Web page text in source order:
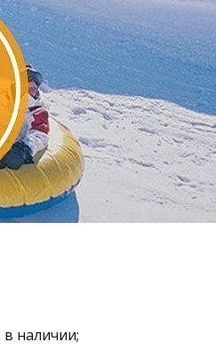
наличии;